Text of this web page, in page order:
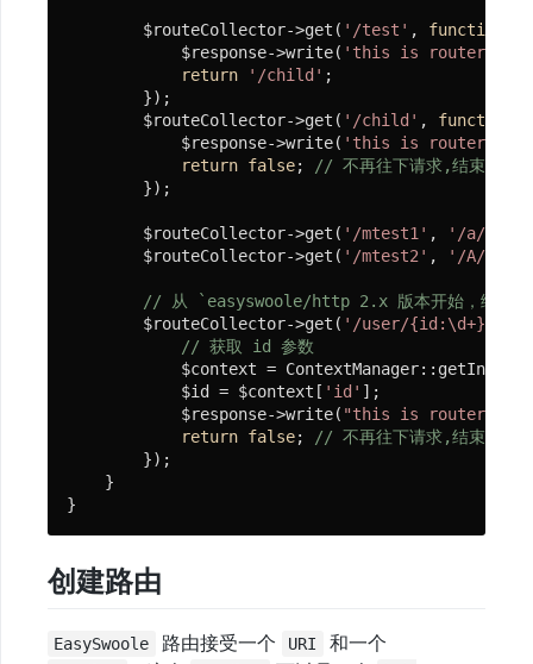
服
务
控
        $routeCollector->get(
'/test' , function
            $response->write(
'this is router
return
'/child' ;
        });
        $routeCollector->get(
'/child' , function
            $response->write(
'this is router
return false;
// 不再往下请求,结束此次
        });
        $routeCollector->get(
'/mtest1' ,
'/a/b/c/
        $routeCollector->get(
'/mtest2' , '/A/B/C/
// 从 `easyswoole/http 2.x 版本开始，绑定的参
        $routeCollector->get(
'/user/{id:\d+}'
// 获取 id 参数
$context =
            $id = $context[
'id' ];
            $response->write(
"this is router
return false;
// 不再往下请求,结束此次
        });
    }
}
创建路由
EasySwoole 路由接受一个 URI 和一个